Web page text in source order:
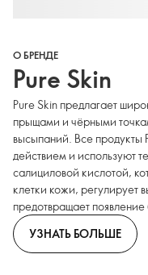
О БРЕНДЕ
Pure Skin
Pure Skin предлагает
прыщами и чёрными
высыпаний. Все продукты
действием и используют
салициловой кислотой,
клетки кожи, регулирует
предотвращает появление
УЗНАТЬ БОЛЬШЕ